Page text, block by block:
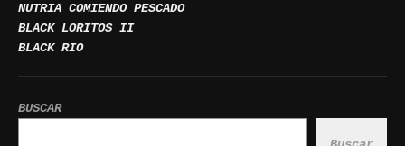
NUTRIA COMIENDO PESCADO
BLACK LORITOS II
BLACK RIO
BUSCAR